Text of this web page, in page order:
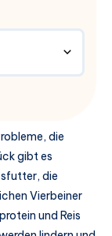
die
gibt es
die
Vierbeiner
und Reis